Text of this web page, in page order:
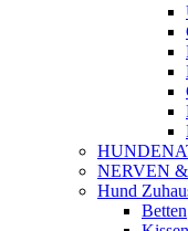
NERVEN
Hund
Betten